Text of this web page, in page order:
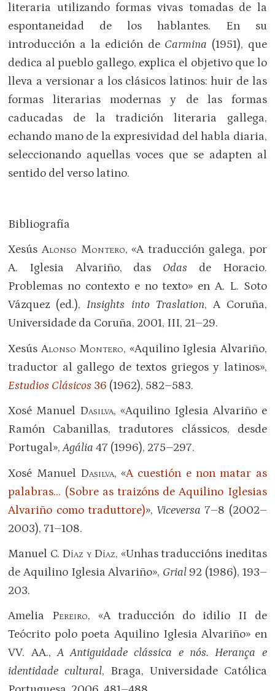
literaria utilizando formas vivas tomadas de la
espontaneidad de los hablantes. En su
introducción a la edición de Carmina (1951), que
dedica al pueblo gallego, explica el objetivo que lo
lleva a versionar a los clásicos latinos: huir de las
formas literarias modernas y de las formas
caducadas de la tradición literaria gallega,
echando mano de la expresividad del habla diaria,
seleccionando aquellas voces que se adapten al
sentido del verso latino.
Bibliografía
XesúsAlonso Montero, «A traducción galega, por
A. Iglesia Alvariño, das Odas de Horacio.
Problemas no contexto e no texto» en A. L. Soto
Vázquez (ed.),Insights into Traslation, A Coruña,
Universidade da Coruña, 2001, III, 21–29.
Xesús Alonso Montero, «Aquilino Iglesia Alvariño,
traductor al gallego de textos griegos y latinos»,
Estudios Clásicos 36 (1962), 582–583.
Xosé Manuel Dasilva, «Aquilino Iglesia Alvariño e
Ramón Cabanillas, tradutores clássicos, desde
Portugal»,Agália 47 (1996), 275–297.
Xosé Manuel Dasilva, «A cuestión e non matar as
palabras… (Sobre as traizóns de Aquilino Iglesias
Alvariño como traduttore)», Viceversa 7–8 (2002–
2003), 71–108.
Manuel C. Díaz y Díaz, «Unhas traduccións ineditas
de Aquilino Iglesia Alvariño», Grial 92 (1986), 193–
203.
Amelia Pereiro, «A traducción do idilio II de
Teócrito polo poeta Aquilino Iglesia Alvariño» en
VV. AA.,A Antiguidade clássica e nós. Herança e
identidade cultural, Braga, Universidade Católica